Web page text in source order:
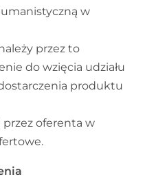
w
przez to
do wzięcia udziału
produktu
przez oferenta w